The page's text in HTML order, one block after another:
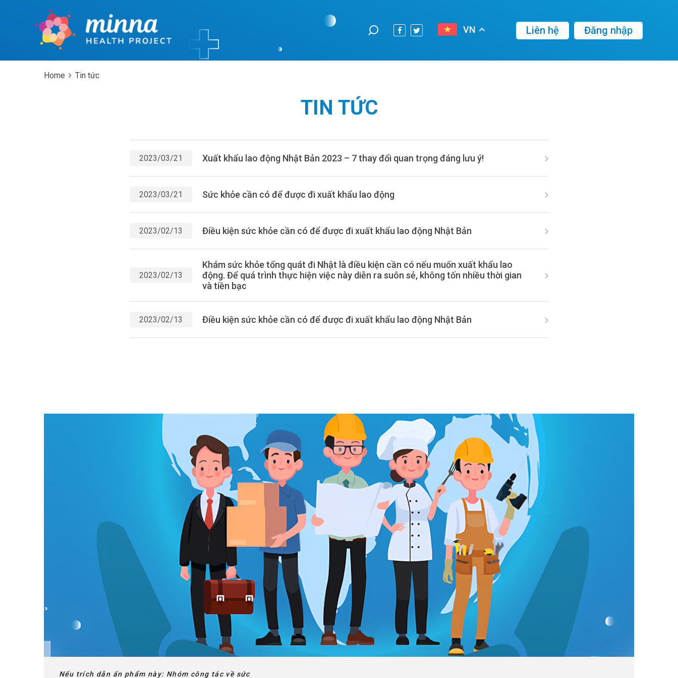
VN Liên hệ Đăng nhập
Home Tin tức
TIN TỨC
2023/03/21 Xuất khẩu lao động Nhật Bản 2023 – 7 thay đổi quan trọng đáng lưu ý!
2023/03/21 Sức khỏe cần có để được đi xuất khẩu lao động
2023/02/13 Điều kiện sức khỏe cần có để được đi xuất khẩu lao động Nhật Bản
2023/02/13
Khám sức khỏe tổng quát đi Nhật là điều kiện cần có nếu muốn xuất khẩu lao
động. Để quá trình thực hiện việc này diễn ra suôn sẻ, không tốn nhiều thời gian
và tiền bạc
2023/02/13 Điều kiện sức khỏe cần có để được đi xuất khẩu lao động Nhật Bản
Nếu trích dẫn ấn phẩm này: Nhóm công tác về sức